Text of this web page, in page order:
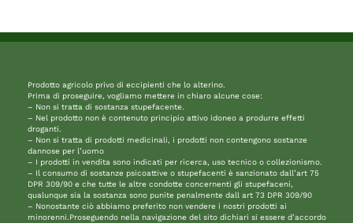
Prodotto agricolo privo di eccipienti che lo alterino.
Prima di proseguire, vogliamo mettere in chiaro alcune cose:
– Non si tratta di sostanza stupefacente.
– Nel prodotto non è contenuto principio attivo idoneo a produrre effetti
droganti.
– Non si tratta di prodotti medicinali, i prodotti non contengono sostanze
dannose per l’uomo
– I prodotti in vendita sono indicati per ricerca, uso tecnico o collezionismo.
– Il consumo di sostanze psicoattive o stupefacenti è sanzionato dall’art 75
DPR 309/90 e che tutte le altre condotte concernenti gli stupefaceni,
qualunque sia la sostanza sono punite penalmente dall art 73 DPR 309/90
– Nonostante ciò abbiamo preferito non vendere i nostri prodotti ai
minorenni.Proseguendo nella navigazione del sito dichiari si essere d’accordo